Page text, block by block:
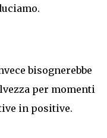
bisognerebbe
per momenti
in positive.